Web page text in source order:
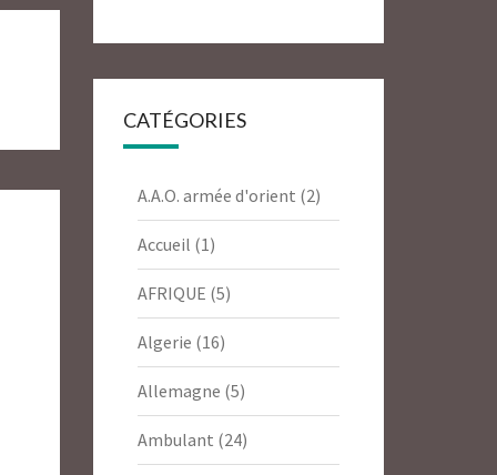
CATÉGORIES
A.A.O. armée d'orient (2)
Accueil (1)
AFRIQUE (5)
Algerie (16)
Allemagne (5)
Ambulant (24)